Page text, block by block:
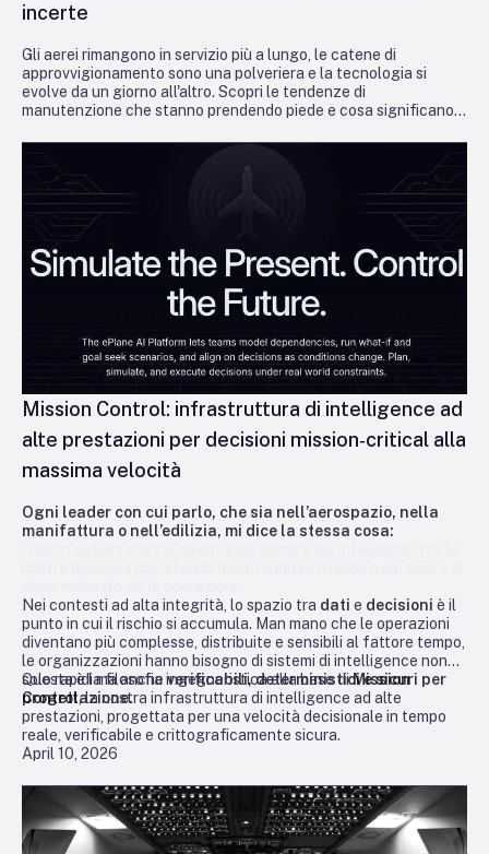
incerte
Gli aerei rimangono in servizio più a lungo, le catene di
approvvigionamento sono una polveriera e la tecnologia si
evolve da un giorno all'altro. Scopri le tendenze di
manutenzione che stanno prendendo piede e cosa significano
April 10, 2026
Mission Control: infrastruttura di intelligence ad
alte prestazioni per decisioni mission‑critical alla
massima velocità
Ogni leader con cui parlo, che sia nell’aerospazio, nella
manifattura o nell’edilizia, mi dice la stessa cosa:
Nei contesti ad alta integrità, lo spazio tra dati e decisioni è il
punto in cui il rischio si accumula. Man mano che le operazioni
diventano più complesse, distribuite e sensibili al fattore tempo,
le organizzazioni hanno bisogno di sistemi di intelligence non
solo rapidi ma ancheverificabili, deterministici e sicuri per
progettazione.
Questa è la filosofia ingegneristica alla base diMission
Control, la nostra infrastruttura di intelligence ad alte
prestazioni, progettata per una velocità decisionale in tempo
reale, verificabile e crittograficamente sicura.